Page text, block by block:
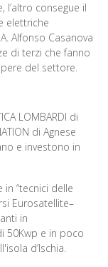
l’altro consegue il
elettriche
Alfonso Casanova
di terzi che fanno
del settore.
LOMBARDI di
di Agnese
e investono in
in “tecnici delle
Eurosatellite–
in
50Kwp e in poco
d’Ischia.